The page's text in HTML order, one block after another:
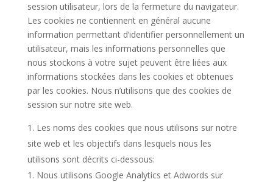
session utilisateur, lors de la fermeture du navigateur.
Les cookies ne contiennent en général aucune
information permettant d’identifier personnellement un
utilisateur, mais les informations personnelles que
nous stockons à votre sujet peuvent être liées aux
informations stockées dans les cookies et obtenues
par les cookies. Nous n’utilisons que des cookies de
session sur notre site web.
Les noms des cookies que nous utilisons sur notre
site web et les objectifs dans lesquels nous les
utilisons sont décrits ci-dessous:
Nous utilisons Google Analytics et Adwords sur